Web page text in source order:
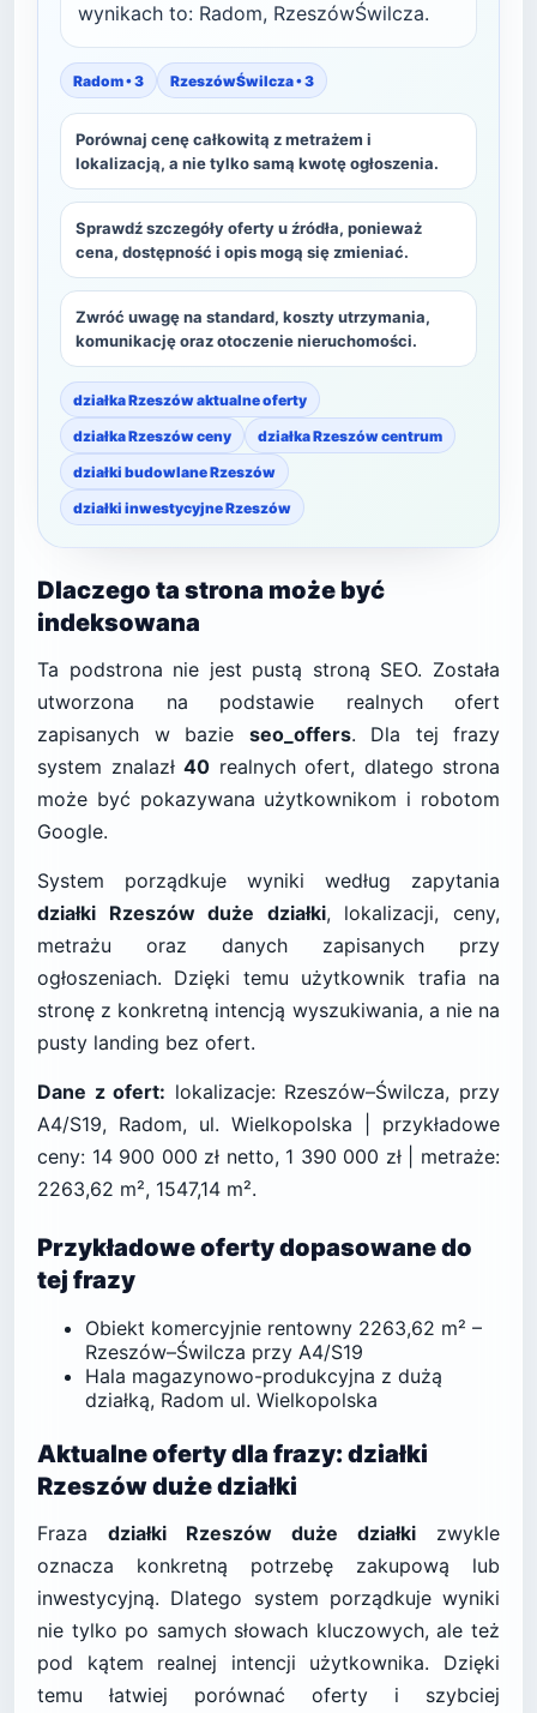
wynikach to: Radom, RzeszówŚwilcza.
Radom • 3 RzeszówŚwilcza • 3
Porównaj cenę całkowitą z metrażem i
lokalizacją, a nie tylko samą kwotę ogłoszenia.
Sprawdź szczegóły oferty u źródła, ponieważ
cena, dostępność i opis mogą się zmieniać.
Zwróć uwagę na standard, koszty utrzymania,
komunikację oraz otoczenie nieruchomości.
działka Rzeszów aktualne oferty
działka Rzeszów ceny
działka Rzeszów centrum
działki budowlane Rzeszów
działki inwestycyjne Rzeszów
Dlaczego ta strona może być
indeksowana
Ta podstrona nie jest pustą stroną SEO. Została
utworzona na podstawie realnych ofert
zapisanych w bazie seo_offers. Dla tej frazy
system znalazł 40 realnych ofert, dlatego strona
może być pokazywana użytkownikom i robotom
Google.
System porządkuje wyniki według zapytania
działki Rzeszów duże działki, lokalizacji, ceny,
metrażu oraz danych zapisanych przy
ogłoszeniach. Dzięki temu użytkownik trafia na
stronę z konkretną intencją wyszukiwania, a nie na
pusty landing bez ofert.
Dane z ofert: lokalizacje: Rzeszów–Świlcza, przy
A4/S19, Radom, ul. Wielkopolska | przykładowe
ceny: 14 900 000 zł netto, 1 390 000 zł | metraże:
2263,62 m², 1547,14 m².
Przykładowe oferty dopasowane do
tej frazy
Obiekt komercyjnie rentowny 2263,62 m² –
Rzeszów–Świlcza przy A4/S19
Hala magazynowo-produkcyjna z dużą
działką, Radom ul. Wielkopolska
Aktualne oferty dla frazy: działki
Rzeszów duże działki
Fraza działki Rzeszów duże działki zwykle
oznacza konkretną potrzebę zakupową lub
inwestycyjną. Dlatego system porządkuje wyniki
nie tylko po samych słowach kluczowych, ale też
pod kątem realnej intencji użytkownika. Dzięki
temu łatwiej porównać oferty i szybciej